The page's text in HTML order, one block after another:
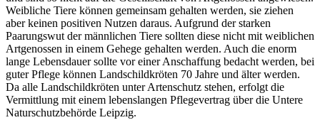
Weibliche Tiere können gemeinsam gehalten werden, sie ziehen
aber keinen positiven Nutzen daraus. Aufgrund der starken
Paarungswut der männlichen Tiere sollten diese nicht mit weiblichen
Artgenossen in einem Gehege gehalten werden. Auch die enorm
lange Lebensdauer sollte vor einer Anschaffung bedacht werden, bei
guter Pflege können Landschildkröten 70 Jahre und älter werden.
Da alle Landschildkröten unter Artenschutz stehen, erfolgt die
Vermittlung mit einem lebenslangen Pflegevertrag über die Untere
Naturschutzbehörde Leipzig.